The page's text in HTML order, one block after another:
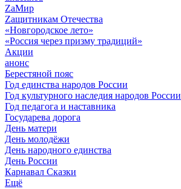
ZaМир
Zащитникам Отечества
«Новгородское лето»
«Россия через призму традиций»
Акции
анонс
Берестяной пояс
Год единства народов России
Год культурного наследия народов России
Год педагога и наставника
Государева дорога
День матери
День молодёжи
День народного единства
День России
Карнавал Сказки
Ещё